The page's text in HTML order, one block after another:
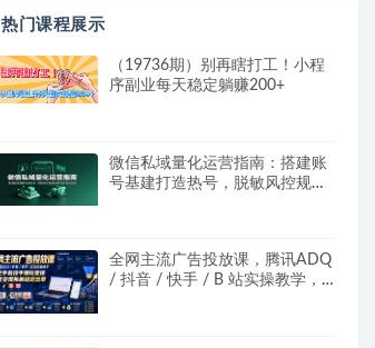
热门课程展示
（19736期）别再瞎打工！小程
序副业每天稳定躺赚200+
微信私域量化运营指南：搭建账
号基建打造热号，脱敏风控规避
全网主流广告投放课，腾讯ADQ
/ 抖音 / 快手 / B 站实操教学，